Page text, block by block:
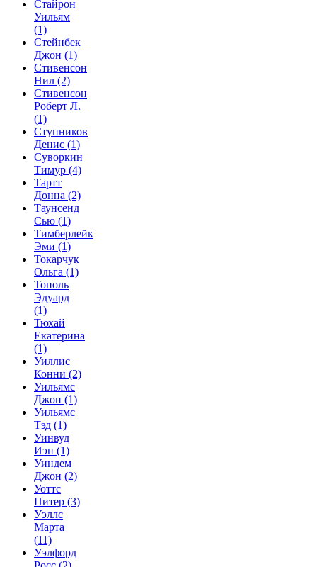
Стайрон
Уильям
(1)
Стейнбек
Джон (1)
Стивенсон
Нил (2)
Стивенсон
Роберт Л.
(1)
Ступников
Денис (1)
Суворкин
Тимур (4)
Тартт
Донна (2)
Таунсенд
Сью (1)
Тимберлейк
Эми (1)
Токарчук
Ольга (1)
Тополь
Эдуард
(1)
Тюхай
Екатерина
(1)
Уиллис
Конни (2)
Уильямс
Джон (1)
Уильямс
Тэд (1)
Уинвуд
Иэн (1)
Уиндем
Джон (2)
Уоттс
Питер (3)
Уэллс
Марта
(11)
Уэлфорд